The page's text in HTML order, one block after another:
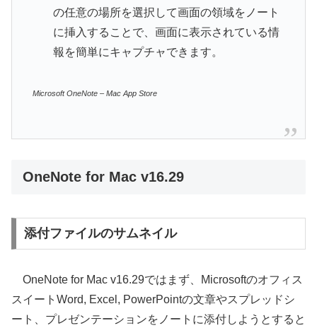
の任意の場所を選択して画面の領域をノート
に挿入することで、画面に表示されている情
報を簡単にキャプチャできます。
‎Microsoft OneNote – Mac App Store
OneNote for Mac v16.29
添付ファイルのサムネイル
OneNote for Mac v16.29ではまず、Microsoftのオフィス
スイートWord, Excel, PowerPointの文章やスプレッドシ
ート、プレゼンテーションをノートに添付しようとすると